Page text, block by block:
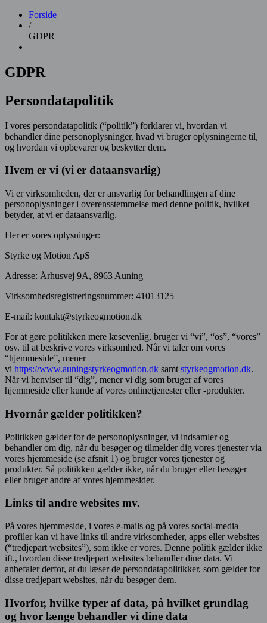
Forside
/
GDPR
GDPR
Persondatapolitik
I vores persondatapolitik (“politik”) forklarer vi, hvordan vi
behandler dine personoplysninger, hvad vi bruger oplysningerne til,
og hvordan vi opbevarer og beskytter dem.
Hvem er vi (vi er dataansvarlig)
Vi er virksomheden, der er ansvarlig for behandlingen af dine
personoplysninger i overensstemmelse med denne politik, hvilket
betyder, at vi er dataansvarlig.
Her er vores oplysninger:
Styrke og Motion ApS
Adresse: Århusvej 9A, 8963 Auning
Virksomhedsregistreringsnummer: 41013125
E-mail: kontakt@styrkeogmotion.dk
For at gøre politikken mere læsevenlig, bruger vi “vi”, “os”, “vores”
osv. til at beskrive vores virksomhed. Når vi taler om vores
“hjemmeside”, mener
vi https://www.auningstyrkeogmotion.dk samt styrkeogmotion.dk.
Når vi henviser til “dig”, mener vi dig som bruger af vores
hjemmeside eller kunde af vores onlinetjenester eller -produkter.
Hvornår gælder politikken?
Politikken gælder for de personoplysninger, vi indsamler og
behandler om dig, når du besøger og tilmelder dig vores tjenester via
vores hjemmeside (se afsnit 1) og bruger vores tjenester og
produkter. Så politikken gælder ikke, når du bruger eller besøger
eller bruger andre af vores hjemmesider.
Links til andre websites mv.
På vores hjemmeside, i vores e-mails og på vores social-media
profiler kan vi have links til andre virksomheder, apps eller websites
(“tredjepart websites”), som ikke er vores. Denne politik gælder ikke
ift., hvordan disse tredjepart websites behandler dine data. Vi
anbefaler derfor, at du læser de persondatapolitikker, som gælder for
disse tredjepart websites, når du besøger dem.
Hvorfor, hvilke typer af data, på hvilket grundlag
og hvor længe behandler vi dine data